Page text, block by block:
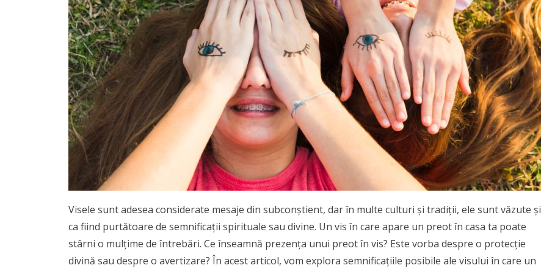
Visele sunt adesea considerate mesaje din subconștient, dar în multe culturi și tradiții, ele sunt văzute și
ca fiind purtătoare de semnificații spirituale sau divine. Un vis în care apare un preot în casa ta poate
stârni o mulțime de întrebări. Ce înseamnă prezența unui preot în vis? Este vorba despre o protecție
divină sau despre o avertizare? În acest articol, vom explora semnificațiile posibile ale visului în care un